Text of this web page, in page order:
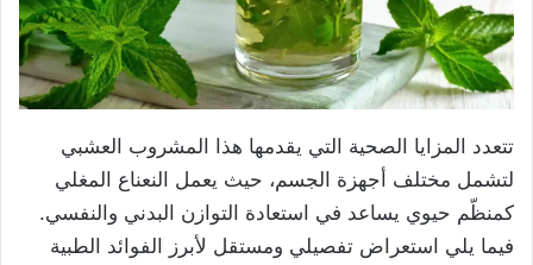
تتعدد المزايا الصحية التي يقدمها هذا المشروب العشبي
لتشمل مختلف أجهزة الجسم، حيث يعمل النعناع المغلي
كمنظّم حيوي يساعد في استعادة التوازن البدني والنفسي.
فيما يلي استعراض تفصيلي ومستقل لأبرز الفوائد الطبية